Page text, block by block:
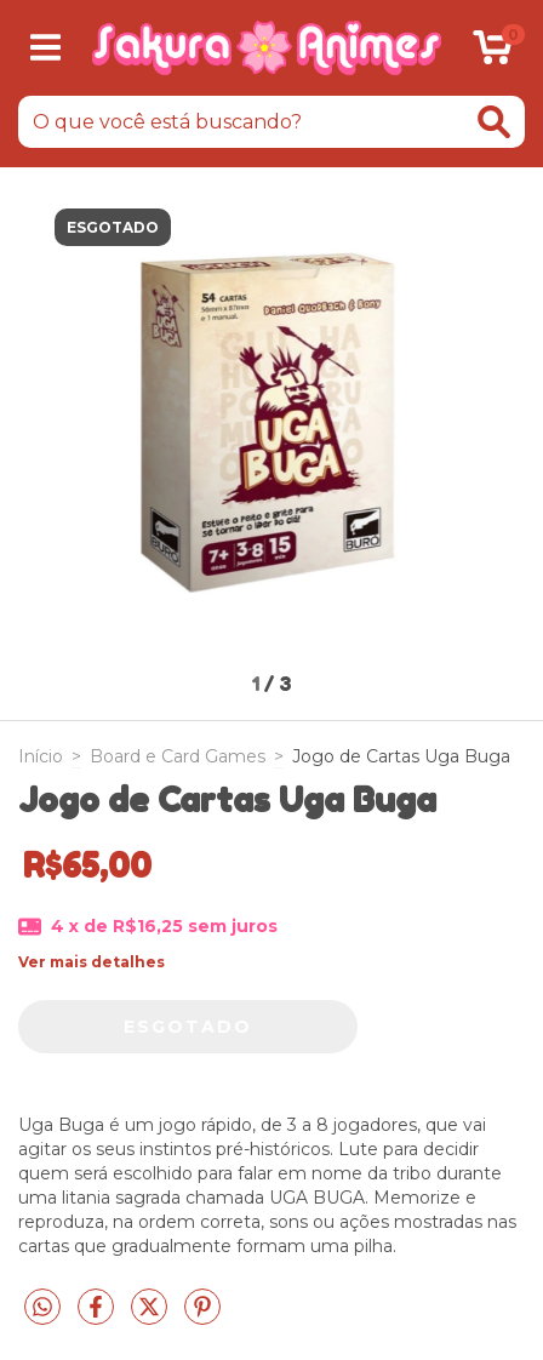
0
ESGOTADO
1 / 3
Início > Board e Card Games > Jogo de Cartas Uga Buga
Jogo de Cartas Uga Buga
R$65,00
4 x de R$16,25 sem juros
Ver mais detalhes
Uga Buga é um jogo rápido, de 3 a 8 jogadores, que vai
agitar os seus instintos pré-históricos. Lute para decidir
quem será escolhido para falar em nome da tribo durante
uma litania sagrada chamada UGA BUGA. Memorize e
reproduza, na ordem correta, sons ou ações mostradas nas
cartas que gradualmente formam uma pilha.